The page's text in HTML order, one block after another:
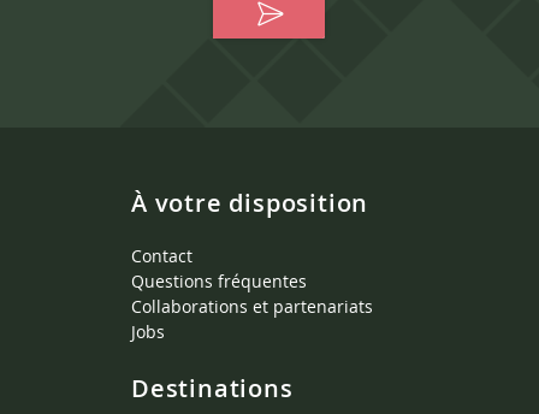
À votre disposition
Contact
Questions fréquentes
Collaborations et partenariats
Jobs
Destinations